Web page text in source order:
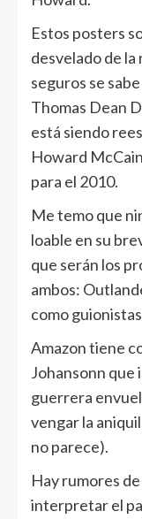
Estos posters
desvelado de la
seguros se
Thomas Dean
está siendo
Howard
para el 2010.
Me temo que
loable en su
que serán los
ambos:
como
Amazon tiene
Johansonn que
guerrera
vengar la
no parece).
Hay rumores
interpretar el